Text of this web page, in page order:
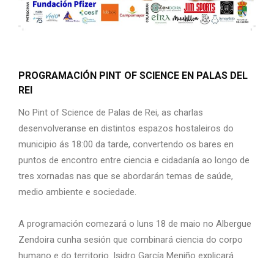
PROGRAMACIÓN PINT OF SCIENCE EN PALAS DEL
REI
No Pint of Science de Palas de Rei, as charlas
desenvolveranse en distintos espazos hostaleiros do
municipio ás 18:00 da tarde, convertendo os bares en
puntos de encontro entre ciencia e cidadanía ao longo de
tres xornadas nas que se abordarán temas de saúde,
medio ambiente e sociedade.
A programación comezará o luns 18 de maio no Albergue
Zendoira cunha sesión que combinará ciencia do corpo
humano e do territorio. Isidro García Meniño explicará